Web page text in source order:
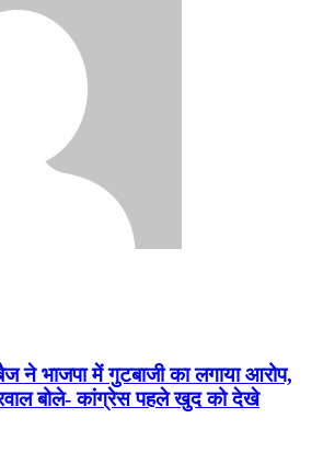
ने भाजपा में गुटबाजी का लगाया आरोप,
बोले- कांग्रेस पहले खुद को देखे